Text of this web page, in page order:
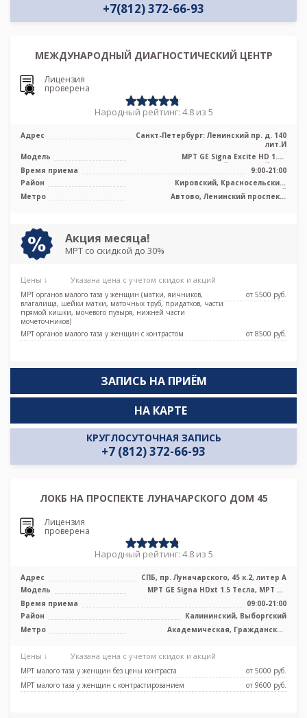
+7(812) 372-66-93
МЕЖДУНАРОДНЫЙ ДИАГНОСТИЧЕСКИЙ ЦЕНТР
Лицензия
проверена
Народный рейтинг: 4.8 из 5
Адрес
Санкт-Петербург: Ленинский пр. д. 140
лит.И
Модель
МРТ GE Signa Excite HD 1.5T
высокопольный закрытый тип
Время приема
9:00-21:00
Район
Кировский, Красносельский,
Московский
Метро
Автово, Ленинский проспект,
Акция месяца!
МРТ со скидкой до 30%
Цены ↓ Указана цена с учетом скидок и акций
МРТ органов малого таза у женщин (матки, яичников,
влагалища, шейки матки, маточных труб, придатков, части
прямой кишки, мочевого пузыря, нижней части
мочеточников)
от 5500 pуб.
МРТ органов малого таза у женщин с контрастом от 8500 pуб.
ЗАПИСЬ НА ПРИЁМ
КРУГЛОСУТОЧНАЯ ЗАПИСЬ
+7 (812) 372-66-93
НА КАРТЕ
ЛОКБ НА ПРОСПЕКТЕ ЛУНАЧАРСКОГО ДОМ 45
Лицензия
проверена
Народный рейтинг: 4.8 из 5
Адрес
СПБ, пр. Луначарского, 45 к.2, литер А
Модель
МРТ GE Signa HDxt 1.5 Тесла, МРТ GE
Optima MR 360 1.5 Тесла, KT GE Opt ...
Время приема
09:00-21:00
Район
Калининский, Выборгский
Метро
Академическая, Гражданский
Цены ↓ Указана цена с учетом скидок и акций
МРТ малого таза у женщин без цены контраста
от 5000 pуб.
МРТ малого таза у женщин с контрастированием
от 9600 pуб.